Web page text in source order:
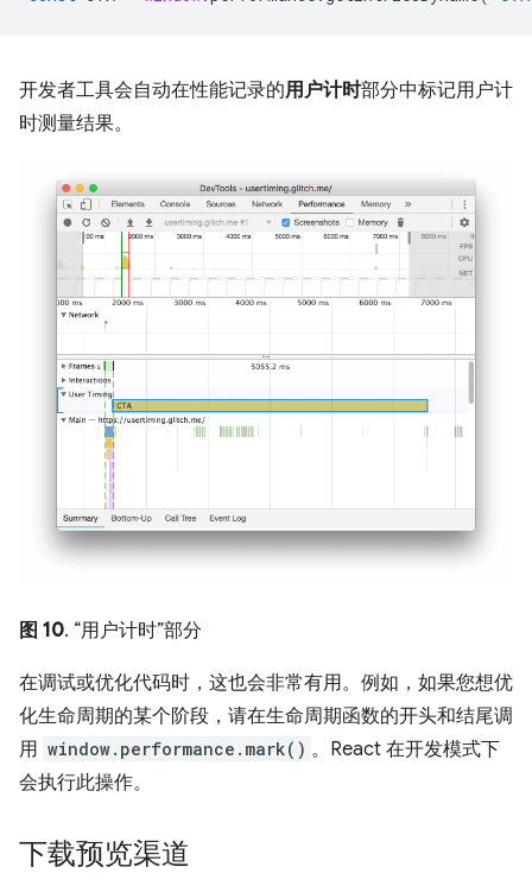
开发者工具会自动在性能记录的用户计时部分中标记用户计
时测量结果。
图 10. “用户计时”部分
在调试或优化代码时，这也会非常有用。例如，如果您想优
化生命周期的某个阶段，请在生命周期函数的开头和结尾调
用 window.performance.mark() 。React 在开发模式下
会执行此操作。
下载预览渠道